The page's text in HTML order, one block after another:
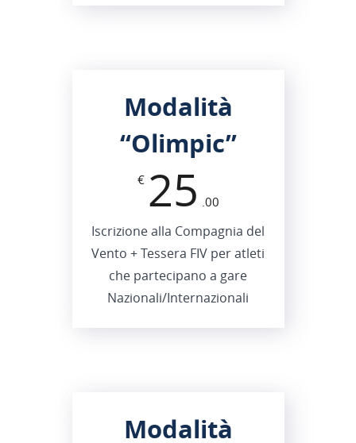
Modalità
“Olimpic”
€ 25 .00
Iscrizione alla Compagnia del
Vento + Tessera FIV per atleti
che partecipano a gare
Nazionali/Internazionali
Modalità